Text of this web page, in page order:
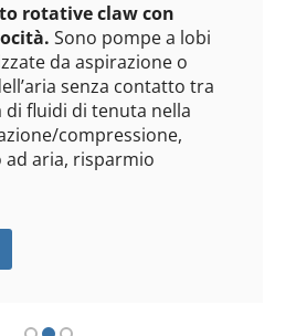
rotative claw con
Sono pompe a lobi
da aspirazione o
senza contatto tra
di fluidi di tenuta nella
compressione,
aria, risparmio